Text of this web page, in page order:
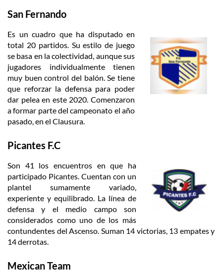
San Fernando
Es un cuadro que ha disputado en
total 20 partidos. Su estilo de juego
se basa en la colectividad, aunque sus
jugadores individualmente tienen
muy buen control del balón. Se tiene
que reforzar la defensa para poder
dar pelea en este 2020. Comenzaron
a formar parte del campeonato el año
pasado, en el Clausura.
Picantes F.C
Son 41 los encuentros en que ha
participado Picantes. Cuentan con un
plantel sumamente variado,
experiente y equilibrado. La línea de
defensa y el medio campo son
considerados como uno de los más
contundentes del Ascenso. Suman 14 victorias, 13 empates y
14 derrotas.
Mexican Team